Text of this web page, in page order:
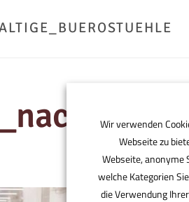
Wir verwenden
Webseite zu
Webseite, anonyme
welche Kategorien
die Verwendung